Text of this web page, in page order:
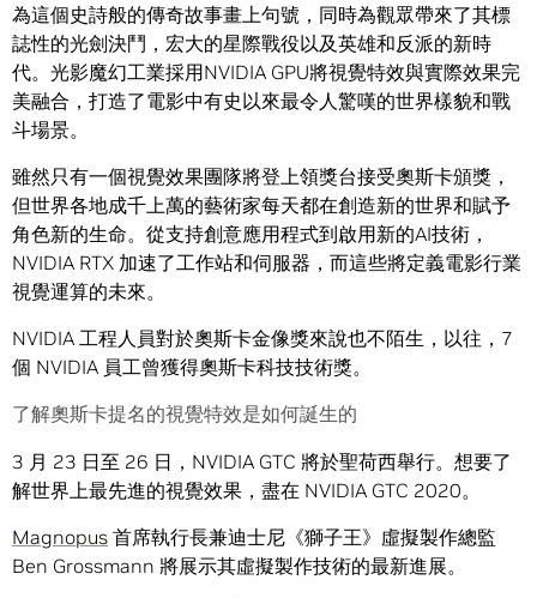
為這個史詩般的傳奇故事畫上句號，同時為觀眾帶來了其標
誌性的光劍決鬥，宏大的星際戰役以及英雄和反派的新時
代。光影魔幻工業採用NVIDIA GPU將視覺特效與實際效果完
美融合，打造了電影中有史以來最令人驚嘆的世界樣貌和戰
斗場景。
雖然只有一個視覺效果團隊將登上領獎台接受奧斯卡頒獎，
但世界各地成千上萬的藝術家每天都在創造新的世界和賦予
角色新的生命。從支持創意應用程式到啟用新的AI技術，
NVIDIA RTX 加速了工作站和伺服器，而這些將定義電影行業
視覺運算的未來。
NVIDIA 工程人員對於奧斯卡金像獎來說也不陌生，以往，7
個 NVIDIA 員工曾獲得奧斯卡科技技術獎。
了解奧斯卡提名的視覺特效是如何誕生的
3 月 23 日至 26 日，NVIDIA GTC 將於聖荷西舉行。想要了
解世界上最先進的視覺效果，盡在 NVIDIA GTC 2020。
Magnopus 首席執行長兼迪士尼《獅子王》虛擬製作總監
Ben Grossmann 將展示其虛擬製作技術的最新進展。